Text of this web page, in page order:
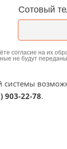
Сотовый
согласие на их
не будут
системы
903-22-78.